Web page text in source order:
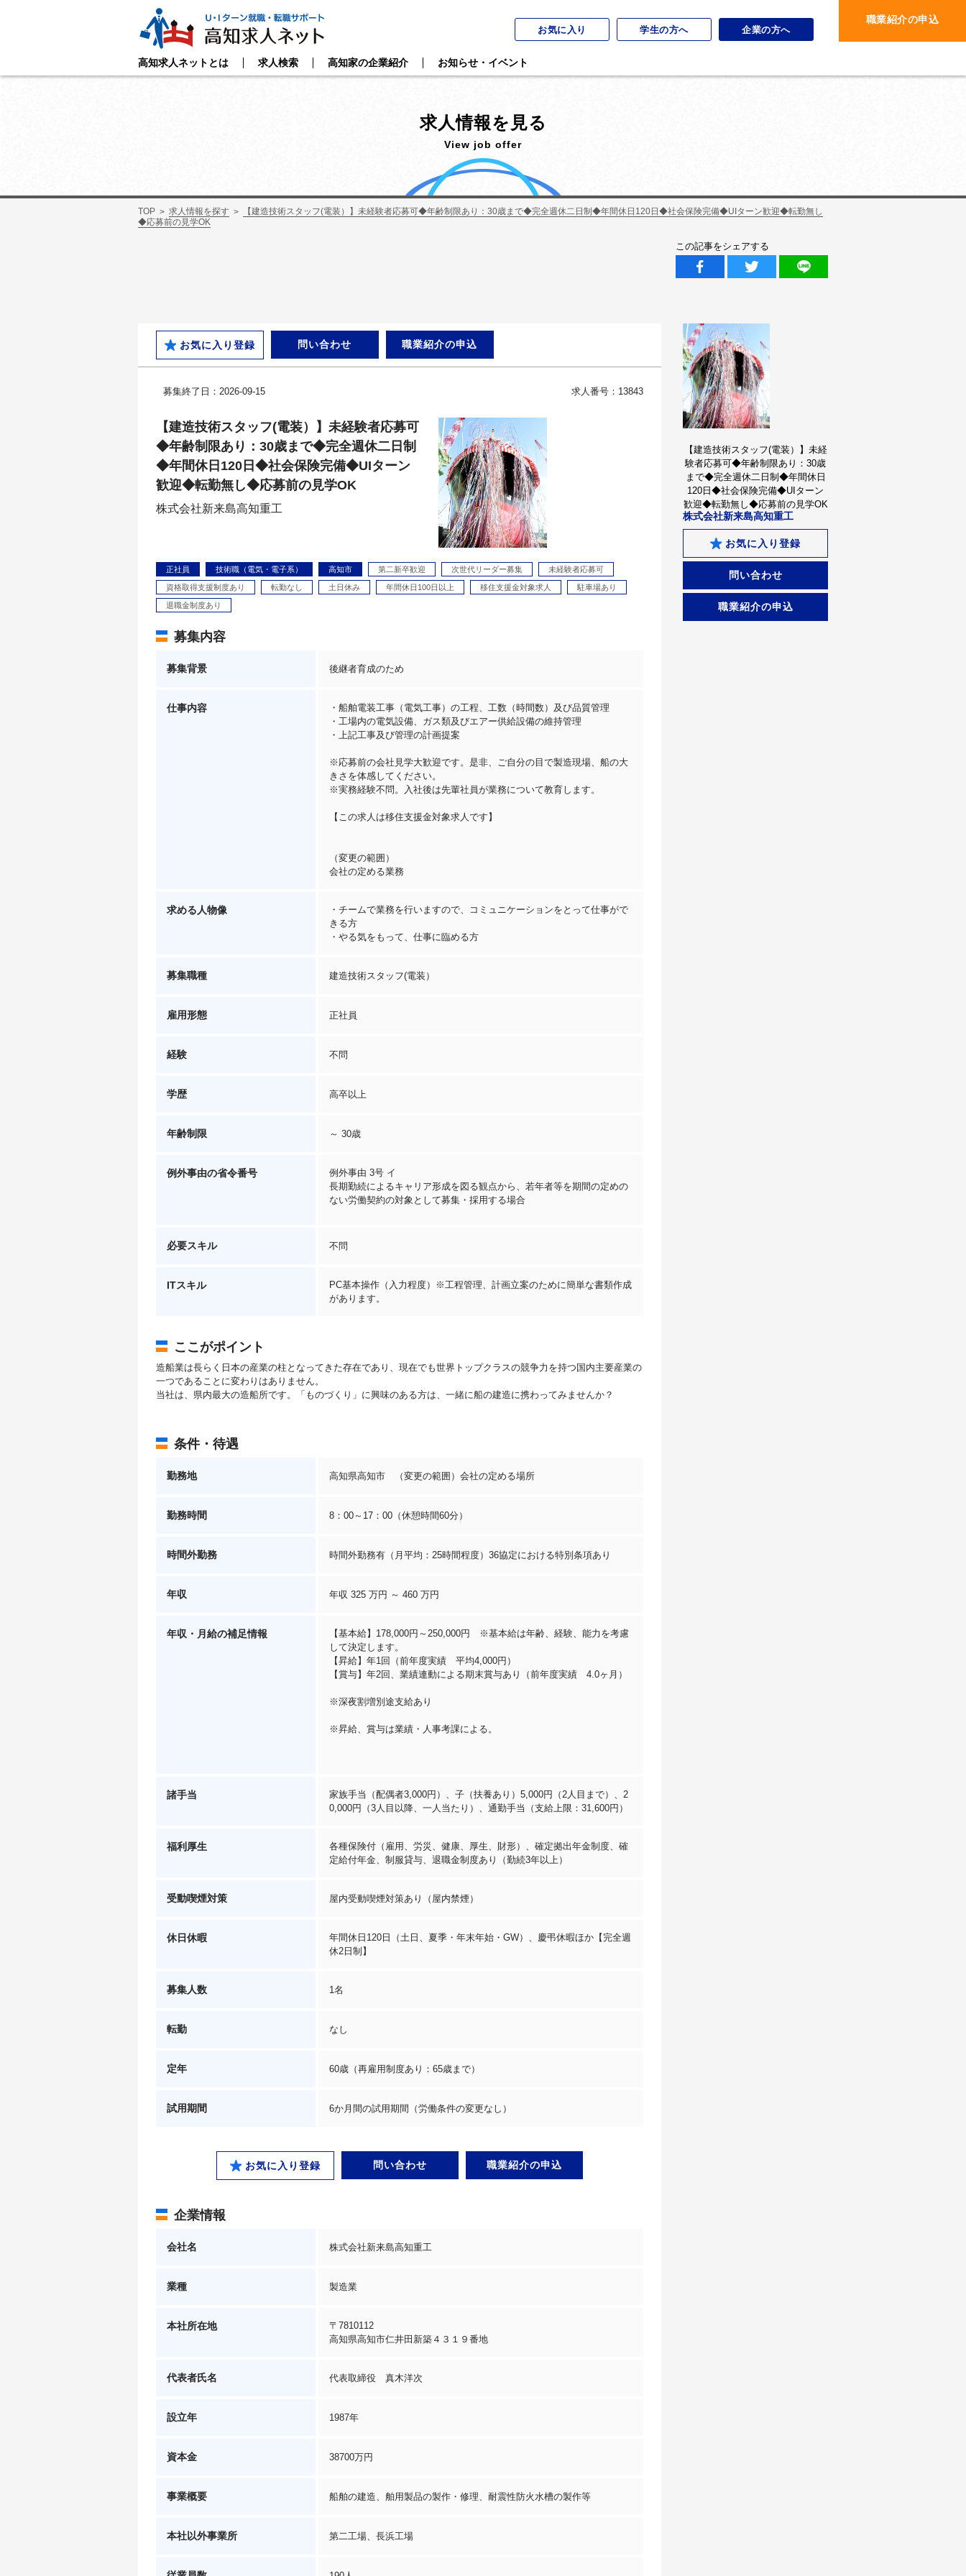
お気に入り 学生の方へ 企業の方へ
職業紹介の申込
高知求人ネットとは 求人検索 高知家の企業紹介 お知らせ・イベント
求人情報を見る
View job offer
TOP 求人情報を探す
【建造技術スタッフ(電装）】未経験者応募可◆年齢制限あり：30歳まで◆完全週休二日制◆年間休日120日◆社会保険完備◆UIターン歓迎◆転勤無し
◆応募前の見学OK
この記事をシェアする
お気に入り登録 問い合わせ 職業紹介の申込
募集終了日：2026-09-15 求人番号：13843
【建造技術スタッフ(電装）】未経験者応募可
◆年齢制限あり：30歳まで◆完全週休二日制
◆年間休日120日◆社会保険完備◆UIターン
歓迎◆転勤無し◆応募前の見学OK
株式会社新来島高知重工
正社員 技術職（電気・電子系） 高知市 第二新卒歓迎 次世代リーダー募集 未経験者応募可
資格取得支援制度あり 転勤なし 土日休み 年間休日100日以上 移住支援金対象求人 駐車場あり
退職金制度あり
募集内容
募集背景 後継者育成のため
仕事内容
・船舶電装工事（電気工事）の工程、工数（時間数）及び品質管理
・工場内の電気設備、ガス類及びエアー供給設備の維持管理
・上記工事及び管理の計画提案
※応募前の会社見学大歓迎です。是非、ご自分の目で製造現場、船の大
きさを体感してください。
※実務経験不問。入社後は先輩社員が業務について教育します。
【この求人は移住支援金対象求人です】
（変更の範囲）
会社の定める業務
求める人物像
・チームで業務を行いますので、コミュニケーションをとって仕事がで
きる方
・やる気をもって、仕事に臨める方
募集職種 建造技術スタッフ(電装）
雇用形態 正社員
経験 不問
学歴 高卒以上
年齢制限 ～ 30歳
例外事由の省令番号
例外事由 3号 イ
長期勤続によるキャリア形成を図る観点から、若年者等を期間の定めの
ない労働契約の対象として募集・採用する場合
必要スキル 不問
ITスキル
PC基本操作（入力程度）※工程管理、計画立案のために簡単な書類作成
があります。
ここがポイント
造船業は長らく日本の産業の柱となってきた存在であり、現在でも世界トップクラスの競争力を持つ国内主要産業の
一つであることに変わりはありません。
当社は、県内最大の造船所です。「ものづくり」に興味のある方は、一緒に船の建造に携わってみませんか？
条件・待遇
勤務地 高知県高知市 （変更の範囲）会社の定める場所
勤務時間 8：00～17：00（休憩時間60分）
時間外勤務 時間外勤務有（月平均：25時間程度）36協定における特別条項あり
年収 年収 325 万円 ～ 460 万円
年収・月給の補足情報
【基本給】178,000円～250,000円 ※基本給は年齢、経験、能力を考慮
して決定します。
【昇給】年1回（前年度実績 平均4,000円）
【賞与】年2回、業績連動による期末賞与あり（前年度実績 4.0ヶ月）
※深夜割増別途支給あり
※昇給、賞与は業績・人事考課による。
諸手当
家族手当（配偶者3,000円）、子（扶養あり）5,000円（2人目まで）、2
0,000円（3人目以降、一人当たり）、通勤手当（支給上限：31,600円）
福利厚生
各種保険付（雇用、労災、健康、厚生、財形）、確定拠出年金制度、確
定給付年金、制服貸与、退職金制度あり（勤続3年以上）
受動喫煙対策 屋内受動喫煙対策あり（屋内禁煙）
休日休暇
年間休日120日（土日、夏季・年末年始・GW）、慶弔休暇ほか【完全週
休2日制】
募集人数 1名
転勤 なし
定年 60歳（再雇用制度あり：65歳まで）
試用期間 6か月間の試用期間（労働条件の変更なし）
お気に入り登録 問い合わせ 職業紹介の申込
企業情報
会社名 株式会社新来島高知重工
業種 製造業
本社所在地
〒7810112
高知県高知市仁井田新築４３１９番地
代表者氏名 代表取締役 真木洋次
設立年 1987年
資本金 38700万円
事業概要 船舶の建造、舶用製品の製作・修理、耐震性防火水槽の製作等
本社以外事業所 第二工場、長浜工場
【建造技術スタッフ(電装）】未経
験者応募可◆年齢制限あり：30歳
まで◆完全週休二日制◆年間休日
120日◆社会保険完備◆UIターン
歓迎◆転勤無し◆応募前の見学OK
株式会社新来島高知重工
お気に入り登録
問い合わせ
職業紹介の申込